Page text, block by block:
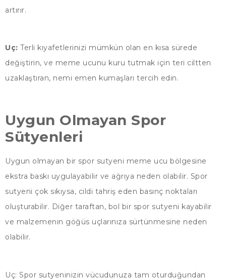
artırır.
Uç: Terli kıyafetlerinizi mümkün olan en kısa sürede
değiştirin, ve meme ucunu kuru tutmak için teri ciltten
uzaklaştıran, nemi emen kumaşları tercih edin.
Uygun Olmayan Spor
Sütyenleri
Uygun olmayan bir spor sutyeni meme ucu bölgesine
ekstra baskı uygulayabilir ve ağrıya neden olabilir. Spor
sutyeni çok sıkıysa, cildi tahriş eden basınç noktaları
oluşturabilir. Diğer taraftan, bol bir spor sutyeni kayabilir
ve malzemenin göğüs uçlarınıza sürtünmesine neden
olabilir.
Uç: Spor sutyeninizin vücudunuza tam oturduğundan